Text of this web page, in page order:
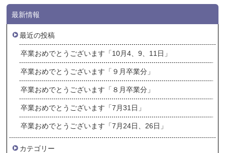
最新情報
最近の投稿
卒業おめでとうございます「10月4、9、11日」
卒業おめでとうございます「９月卒業分」
卒業おめでとうございます「８月卒業分」
卒業おめでとうございます「7月31日」
卒業おめでとうございます「7月24日、26日」
カテゴリー